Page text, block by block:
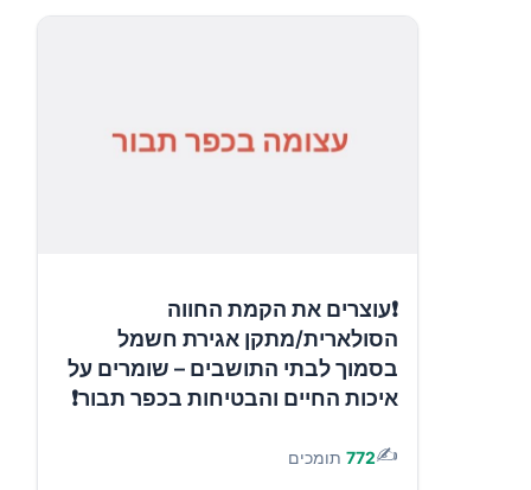
❗עוצרים את הקמת החווה
הסולארית/מתקן אגירת חשמל
בסמוך לבתי התושבים – שומרים על
איכות החיים והבטיחות בכפר תבור❗
✍️
772 תומכים